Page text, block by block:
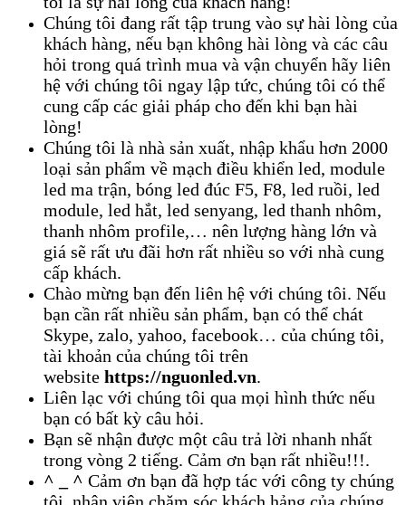
Chúng tôi đang rất tập trung vào sự hài lòng của
khách hàng, nếu bạn không hài lòng và các câu
hỏi trong quá trình mua và vận chuyển hãy liên
hệ với chúng tôi ngay lập tức, chúng tôi có thể
cung cấp các giải pháp cho đến khi bạn hài
lòng!
Chúng tôi là nhà sản xuất, nhập khẩu hơn 2000
loại sản phẩm về mạch điều khiển led, module
led ma trận, bóng led đúc F5, F8, led ruồi, led
module, led hắt, led senyang, led thanh nhôm,
thanh nhôm profile,… nên lượng hàng lớn và
giá sẽ rất ưu đãi hơn rất nhiều so với nhà cung
cấp khách.
Chào mừng bạn đến liên hệ với chúng tôi. Nếu
bạn cần rất nhiều sản phẩm, bạn có thể chát
Skype, zalo, yahoo, facebook… của chúng tôi,
tài khoản của chúng tôi trên
website https://nguonled.vn.
Liên lạc với chúng tôi qua mọi hình thức nếu
bạn có bất kỳ câu hỏi.
Bạn sẽ nhận được một câu trả lời nhanh nhất
trong vòng 2 tiếng. Cảm ơn bạn rất nhiều!!!.
^ _ ^ Cảm ơn bạn đã hợp tác với công ty chúng